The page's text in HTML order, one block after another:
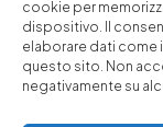
cookie per
dispositivo. Il
elaborare dati come
questo sito. Non
negativamente su